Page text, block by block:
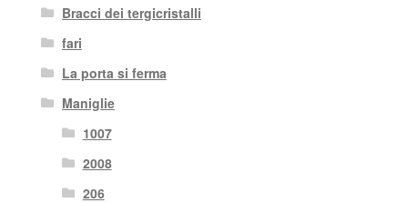
Bracci dei tergicristalli
fari
La porta si ferma
Maniglie
1007
2008
206